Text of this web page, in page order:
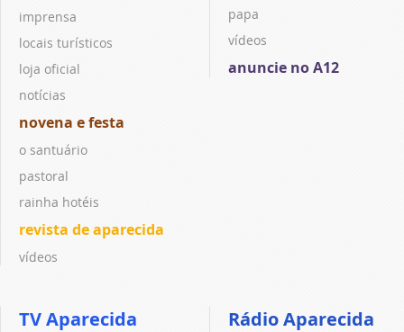
imprensa
locais turísticos
loja oficial
notícias
novena e festa
o santuário
pastoral
rainha hotéis
revista de aparecida
vídeos
papa
vídeos
anuncie no A12
TV Aparecida Rádio Aparecida